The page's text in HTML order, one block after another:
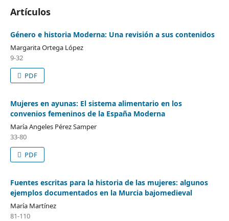
Artículos
Género e historia Moderna: Una revisión a sus contenidos
Margarita Ortega López
9-32
PDF
Mujeres en ayunas: El sistema alimentario en los
convenios femeninos de la España Moderna
María Angeles Pérez Samper
33-80
PDF
Fuentes escritas para la historia de las mujeres: algunos
ejemplos documentados en la Murcia bajomedieval
María Martínez
81-110